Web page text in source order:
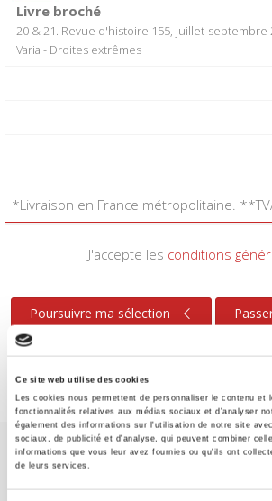
Ce site web utilise des cookies
Les cookies nous permettent de personnaliser le contenu et
fonctionnalités relatives aux médias sociaux et d'analyser
également des informations sur l'utilisation de notre site
sociaux, de publicité et d'analyse, qui peuvent combiner
informations que vous leur avez fournies ou qu'ils ont
de leurs services.
Livre broché
20 & 21. Revue d'histoire 155, juillet-septembre
Varia - Droites extrêmes
*Livraison en France métropolitaine.
J'accepte les conditions
Poursuivre ma sélection